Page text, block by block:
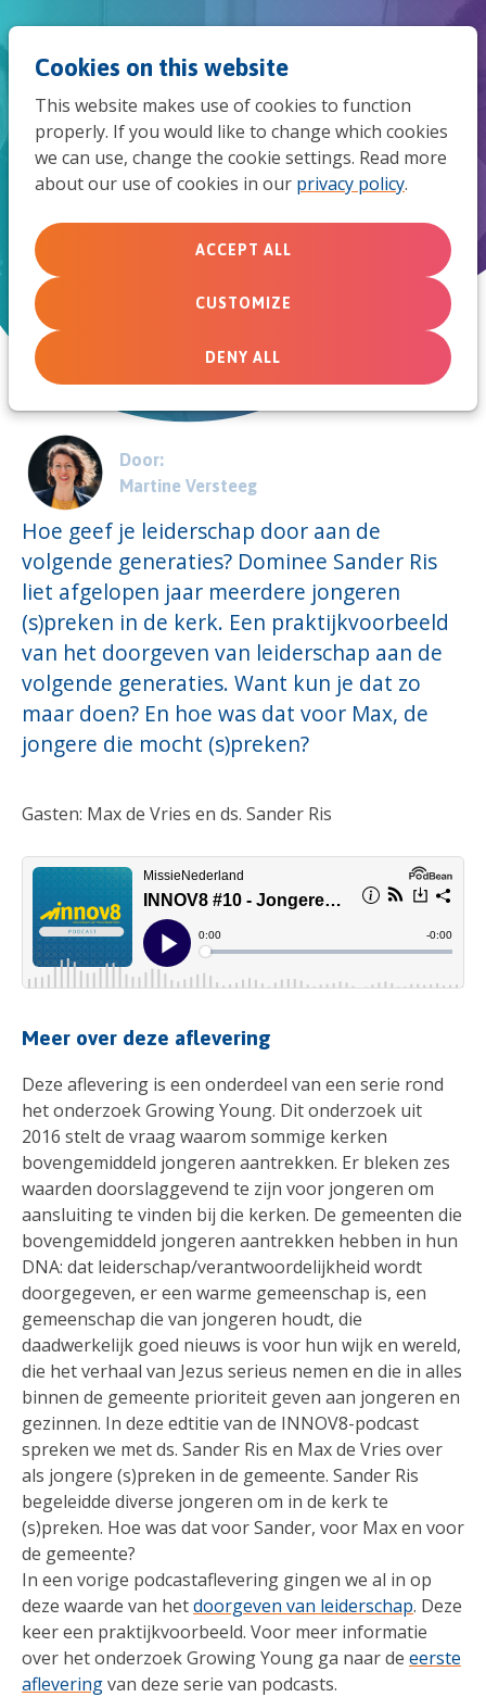
Cookies on this website
This website makes use of cookies to function
properly. If you would like to change which cookies
we can use, change the cookie settings. Read more
about our use of cookies in our privacy policy.
ACCEPT ALL
CUSTOMIZE
DENY ALL
# 1.10 - Jongeren laten
(s)preken (Growing Young 4)
March 6, 2020
Door:
Martine Versteeg
Hoe geef je leiderschap door aan de
volgende generaties? Dominee Sander Ris
liet afgelopen jaar meerdere jongeren
(s)preken in de kerk. Een praktijkvoorbeeld
van het doorgeven van leiderschap aan de
volgende generaties. Want kun je dat zo
maar doen? En hoe was dat voor Max, de
jongere die mocht (s)preken?
Gasten: Max de Vries en ds. Sander Ris
Meer over deze aflevering
Deze aflevering is een onderdeel van een serie rond
het onderzoek Growing Young. Dit onderzoek uit
2016 stelt de vraag waarom sommige kerken
bovengemiddeld jongeren aantrekken. Er bleken zes
waarden doorslaggevend te zijn voor jongeren om
aansluiting te vinden bij die kerken. De gemeenten die
bovengemiddeld jongeren aantrekken hebben in hun
DNA: dat leiderschap/verantwoordelijkheid wordt
doorgegeven, er een warme gemeenschap is, een
gemeenschap die van jongeren houdt, die
daadwerkelijk goed nieuws is voor hun wijk en wereld,
die het verhaal van Jezus serieus nemen en die in alles
binnen de gemeente prioriteit geven aan jongeren en
gezinnen. In deze edtitie van de INNOV8-podcast
spreken we met ds. Sander Ris en Max de Vries over
als jongere (s)preken in de gemeente. Sander Ris
begeleidde diverse jongeren om in de kerk te
(s)preken. Hoe was dat voor Sander, voor Max en voor
de gemeente?
In een vorige podcastaflevering gingen we al in op
deze waarde van hetdoorgeven van leiderschap. Deze
keer een praktijkvoorbeeld. Voor meer informatie
over het onderzoek Growing Young ga naar de eerste
afleveringvan deze serie van podcasts.